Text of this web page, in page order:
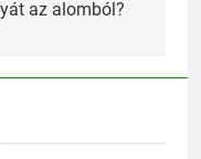
az alomból?